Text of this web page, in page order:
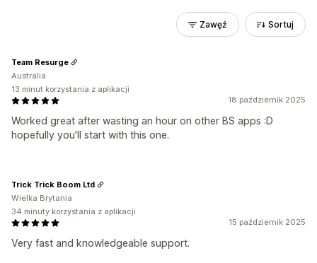
Zawęź Sortuj
18 październik 2025
Worked great after wasting an hour on other BS apps :D
hopefully you'll start with this one.
Team Resurge
Australia
13 minut korzystania z aplikacji
15 październik 2025
Very fast and knowledgeable support.
Trick Trick Boom Ltd
Wielka Brytania
34 minuty korzystania z aplikacji